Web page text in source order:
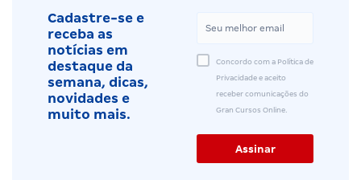
Cadastre-se e
receba as
notícias em
destaque da
semana, dicas,
novidades e
muito mais.
Concordo com a Política de
Privacidade e aceito
receber comunicações do
Gran Cursos Online.